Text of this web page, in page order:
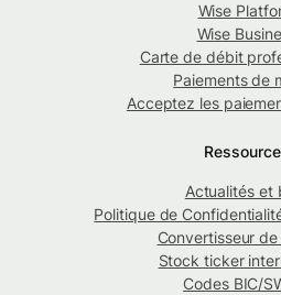
Wise
Wise
Carte de débit
Paiements de
Acceptez les
Actualités et
Politique de
Convertisseur
Stock ticker
Codes BIC/